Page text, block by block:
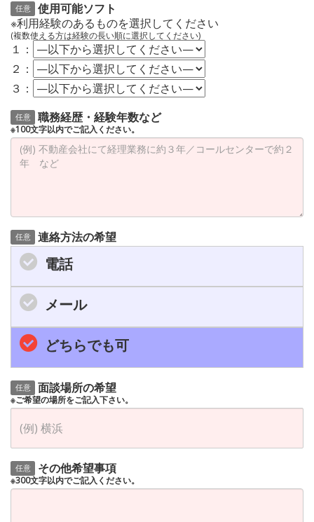
任意
使用可能ソフト
※利用経験のあるものを選択してください
(複数使える方は経験の長い順に選択してください)
１：
２：
３：
任意 職務経歴・経験年数など
※100文字以内でご記入ください。
任意 連絡方法の希望
電話
メール
どちらでも可
任意 面談場所の希望
※ご希望の場所をご記入下さい。
任意 その他希望事項
※300文字以内でご記入ください。